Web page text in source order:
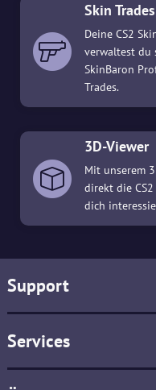
Skin Trades
Deine CS2
verwaltest du
SkinBaron
Trades.
3D-Viewer
Mit unserem
direkt die
dich
Support
Services